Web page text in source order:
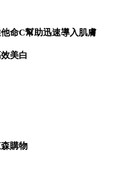
命C幫助迅速導入肌膚
美白
購物